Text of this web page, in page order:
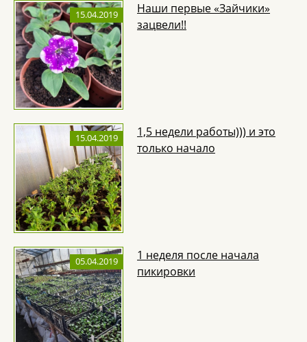
15.04.2019
Наши первые «Зайчики»
зацвели!!
15.04.2019
1,5 недели работы))) и это
только начало
05.04.2019
1 неделя после начала
пикировки